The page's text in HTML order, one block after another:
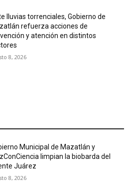
lluvias torrenciales, Gobierno de
refuerza acciones de
y atención en distintos
8, 2026
Municipal de Mazatlán y
limpian la biobarda del
Juárez
8, 2026